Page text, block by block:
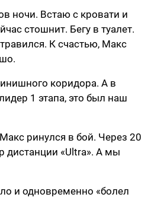
ночи. Встаю с кровати и
стошнит. Бегу в туалет.
К счастью, Макс
коридора. А в
1 этапа, это был наш
ринулся в бой. Через 20
дистанции «Ultra». А мы
и одновременно «болел